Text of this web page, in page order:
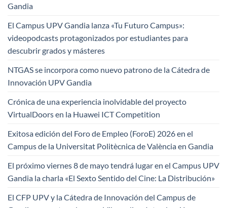
Gandia
El Campus UPV Gandia lanza «Tu Futuro Campus»:
videopodcasts protagonizados por estudiantes para
descubrir grados y másteres
NTGAS se incorpora como nuevo patrono de la Cátedra de
Innovación UPV Gandia
Crónica de una experiencia inolvidable del proyecto
VirtualDoors en la Huawei ICT Competition
Exitosa edición del Foro de Empleo (ForoE) 2026 en el
Campus de la Universitat Politècnica de València en Gandia
El próximo viernes 8 de mayo tendrá lugar en el Campus UPV
Gandia la charla «El Sexto Sentido del Cine: La Distribución»
El CFP UPV y la Cátedra de Innovación del Campus de